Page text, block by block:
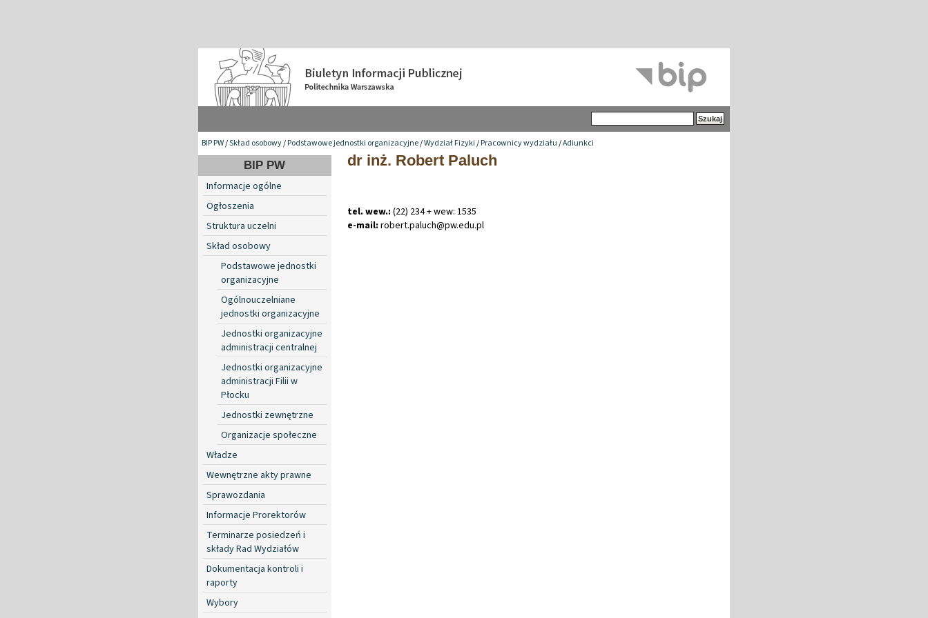
BIP PW/Skład osobowy/Podstawowe jednostki organizacyjne/Wydział Fizyki/Pracownicy wydziału/Adiunkci
BIP PW
Informacje ogólne
Ogłoszenia
Struktura uczelni
Skład osobowy
Podstawowe jednostki
organizacyjne
Ogólnouczelniane
jednostki organizacyjne
Jednostki organizacyjne
administracji centralnej
Jednostki organizacyjne
administracji Filii w
Płocku
Jednostki zewnętrzne
Organizacje społeczne
Władze
Wewnętrzne akty prawne
Sprawozdania
Informacje Prorektorów
Terminarze posiedzeń i
składy Rad Wydziałów
Dokumentacja kontroli i
raporty
Wybory
dr inż. Robert Paluch
tel. wew.: (22) 234 + wew: 1535
e-mail: robert.paluch@pw.edu.pl